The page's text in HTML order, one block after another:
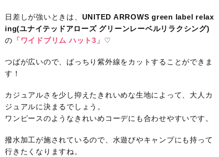
日差しが強いときは、 UNITED ARROWS green label relax
ing(ユナイテッドアローズ グリーンレーベルリラクシング)
の 「ワイドブリム ハット3」 ♡
つばが広いので、ばっちり紫外線をカットすることができま
す！
カジュアルさを少し抑えたきれいめな生地によって、大人カ
ジュアルに決まるでしょう。
ワンピースのようなきれいめコーデにも合わせやすいです。
撥水加工が施されているので、水遊びやキャンプにも持って
行きたくなりますね。